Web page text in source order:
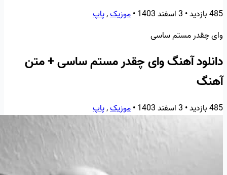
485 بازدید
• 3 اسفند 1403 •موزیک,پاپ
وای چقدر مستم ساسی
دانلود آهنگ وای چقدر مستم ساسی + متن
آهنگ
485 بازدید • 3 اسفند 1403 •موزیک,پاپ